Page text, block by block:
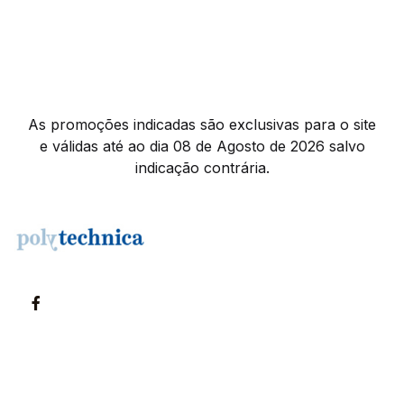
As promoções indicadas são exclusivas para o site
e válidas até ao dia 08 de Agosto de 2026 salvo
indicação contrária.